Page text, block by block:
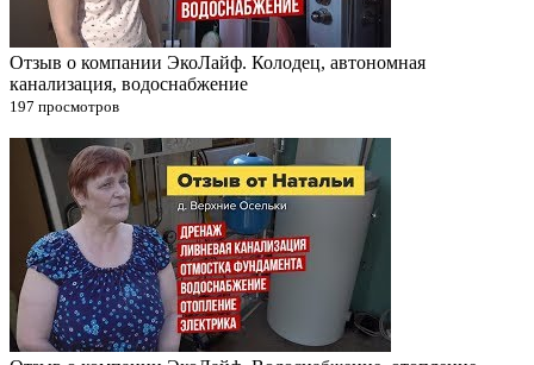
Отзыв о компании ЭкоЛайф. Колодец, автономная
канализация, водоснабжение
197 просмотров